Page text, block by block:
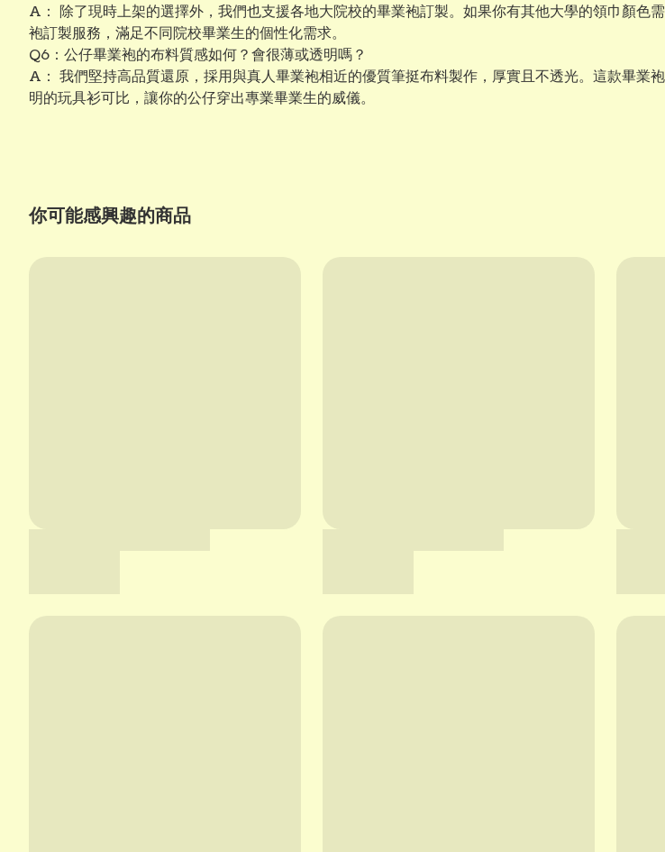
A： 除了現時上架的選擇外，我們也支援各地大院校的畢業袍訂製。如果你有其他大學的領巾顏色
袍訂製服務，滿足不同院校畢業生的個性化需求。
Q6：公仔畢業袍的布料質感如何？會很薄或透明嗎？
A： 我們堅持高品質還原，採用與真人畢業袍相近的優質筆挺布料製作，厚實且不透光。這款畢業
明的玩具衫可比，讓你的公仔穿出專業畢業生的威儀。
你可能感興趣的商品